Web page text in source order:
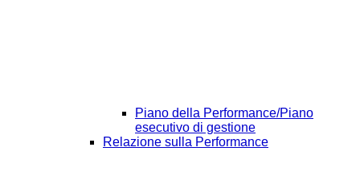
Piano della Performance/Piano
esecutivo di gestione
Relazione sulla Performance